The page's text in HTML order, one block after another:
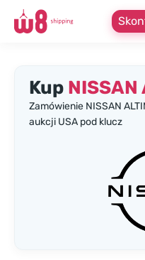
Kup NISSAN
Zamówienie NISSAN
aukcji USA pod klucz